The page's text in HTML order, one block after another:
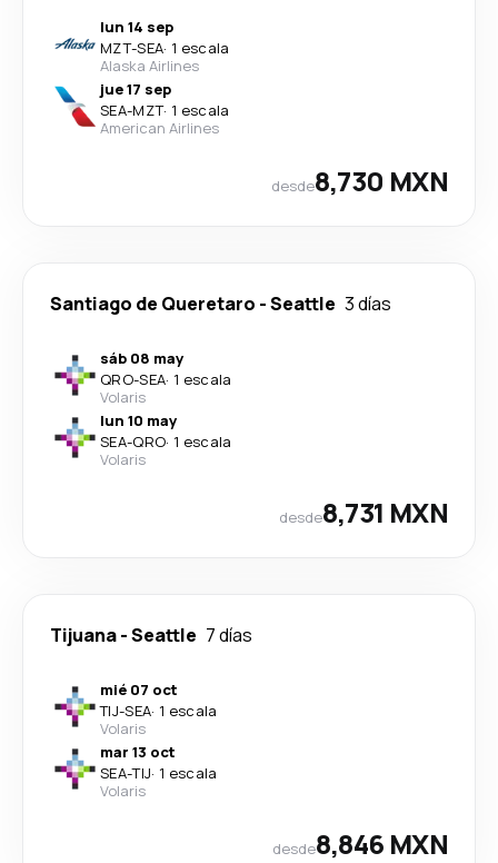
lun 14 sep
MZT-SEA· 1 escala
Alaska Airlines
jue 17 sep
SEA-MZT· 1 escala
American Airlines
desde8,730 MXN
Santiago de Queretaro -Seattle 3 días
sáb 08 may
QRO-SEA· 1 escala
Volaris
lun 10 may
SEA-QRO· 1 escala
Volaris
desde8,731 MXN
Tijuana-Seattle 7 días
mié 07 oct
TIJ-SEA· 1 escala
Volaris
mar 13 oct
SEA-TIJ· 1 escala
Volaris
desde8,846 MXN